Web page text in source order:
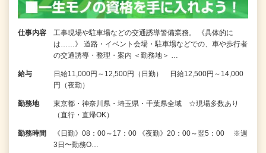
仕事内容
工事現場や駐車場などの交通誘導警備業務。 《具体的に
は……》 道路・イベント会場・駐車場などでの、車や歩行者
の交通誘導・整理・案内 ＜勤務地＞ …
給与
日給11,000円～12,500円（日勤） 日給12,500円～14,000
円（夜勤）
勤務地
東京都・神奈川県・埼玉県・千葉県全域 ☆現場多数あり
（直行・直帰OK）
勤務時間
《日勤》08：00～17：00 《夜勤》20：00～翌5：00 ※週
3日〜勤務O…